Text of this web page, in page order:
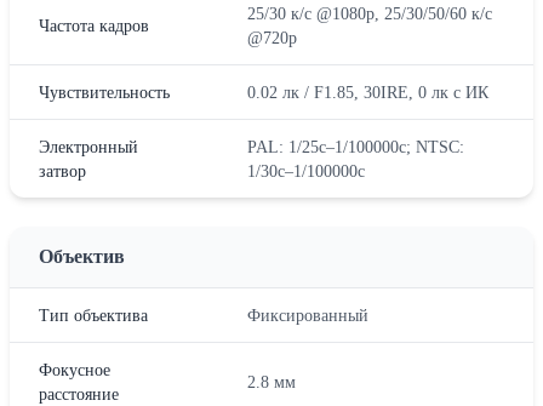
Частота кадров
25/30 к/с @1080p, 25/30/50/60 к/с
@720p
Чувствительность 0.02 лк / F1.85, 30IRE, 0 лк с ИК
Электронный
затвор
PAL: 1/25с–1/100000с; NTSC:
1/30с–1/100000с
Объектив
Тип объектива Фиксированный
Фокусное
расстояние
2.8 мм